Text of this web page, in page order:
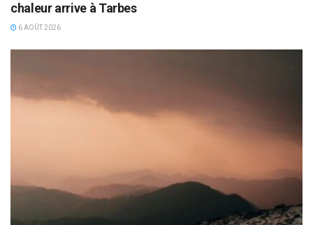
chaleur arrive à Tarbes
6 AOÛT 2026